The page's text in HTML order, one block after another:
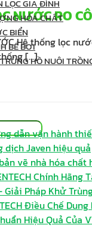
LỌC GIA ĐÌNH
HÓA CHẤT
BIỂN
BỂ BƠI
HỒ NUÔI
NƯỚC RO
Hệ thống lọc
[...]
dẫn vận hành
dịch Javen hiệu quả
vẽ nhà hóa chất
Chính Hãng
Giải Pháp Khử
Điều Chế
Hiệu Quả Của